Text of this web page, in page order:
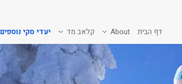
דף הבית About קלאב מד יעדי סקי נוספים